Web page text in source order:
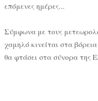
επόμενες ημέρες...
Σύμφωνα με τους
χαμηλό κινείται στα
θα φτάσει στα σύνορα της